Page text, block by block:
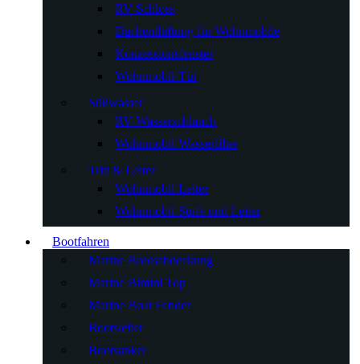
RV-Schloss
Dachentlüftung für Wohnmobile
Konzessionsfenster
Wohnmobil-Tür
Süßwasser
RV-Wasserschlauch
Wohnmobil-Wasserfilter
Tritt & Leiter
Wohnmobil-Leiter
Wohnmobil-Stufe und Leiter
Bootfahren
Marine Bootsabdeckung
Marine Bimini Top
Marine Boat Fender
Bootsleiter
Bootsanker